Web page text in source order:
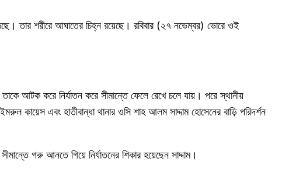
তার শরীরে আঘাতের চিহ্ন রয়েছে। রবিবার (২৭ নভেম্বর) ভোরে ওই
আটক করে নির্যাতন করে সীমান্তে ফেলে রেখে চলে যায়। পরে স্থানীয়
কায়েস এবং হাতীবান্ধা থানার ওসি শাহ আলম সাদ্দাম হোসেনের বাড়ি পরিদর্শন
গরু আনতে গিয়ে নির্যাতনের শিকার হয়েছেন সাদ্দাম।